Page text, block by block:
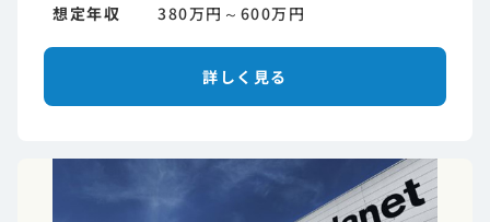
想定年収
380万円～600万円
詳しく見る